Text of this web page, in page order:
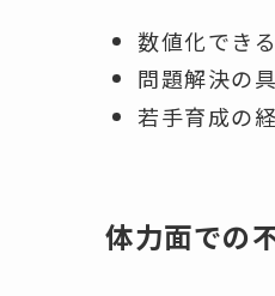
数値化でき
問題解決の
若手育成の
体力面での